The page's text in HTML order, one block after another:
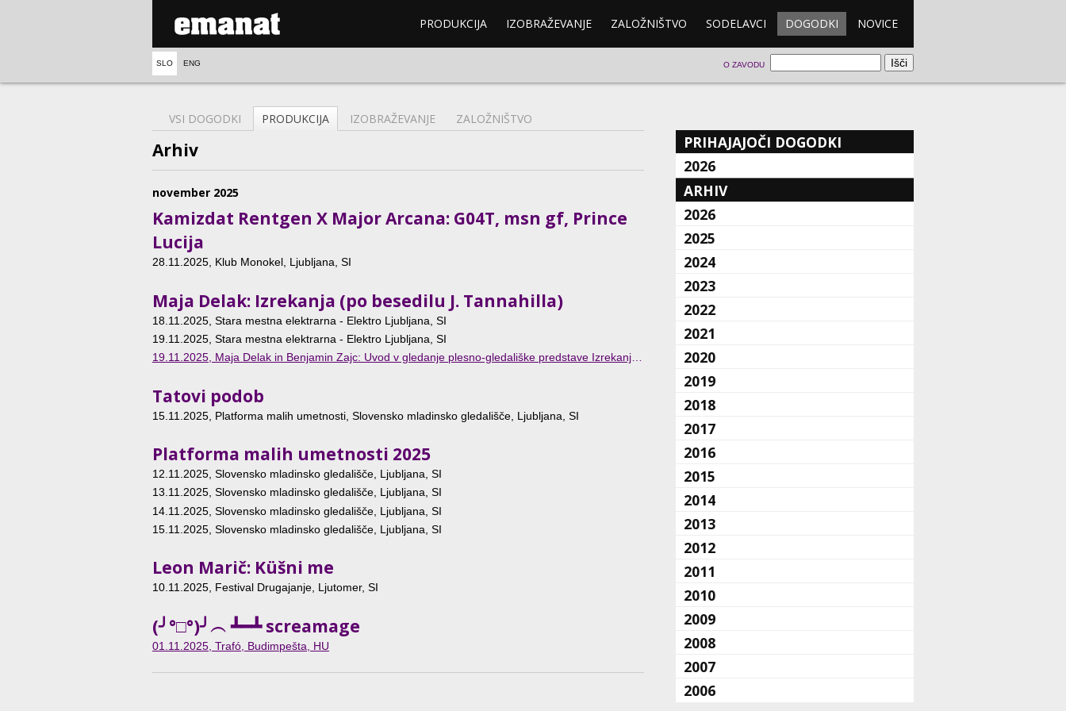
PRODUKCIJA IZOBRAŽEVANJE ZALOŽNIŠTVO SODELAVCI DOGODKI NOVICE
SLO ENG O ZAVODU
VSI DOGODKI PRODUKCIJA IZOBRAŽEVANJE ZALOŽNIŠTVO
Arhiv
november 2025
Kamizdat Rentgen X Major Arcana: G04T, msn gf, Prince
Lucija
28.11.2025, Klub Monokel, Ljubljana, SI
Maja Delak: Izrekanja (po besedilu J. Tannahilla)
18.11.2025 , Stara mestna elektrarna - Elektro Ljubljana, SI
19.11.2025 , Stara mestna elektrarna - Elektro Ljubljana, SI
19.11.2025, Maja Delak in Benjamin Zajc: Uvod v gledanje plesno-gledališke predstave Izrekanja kanadskega dramatika Jordana Tannahilla, Projektna soba SCCA, Ljubljana, SI
Tatovi podob
15.11.2025 , Platforma malih umetnosti, Slovensko mladinsko gledališče, Ljubljana, SI
Platforma malih umetnosti 2025
12.11.2025 , Slovensko mladinsko gledališče, Ljubljana, SI
13.11.2025, Slovensko mladinsko gledališče, Ljubljana, SI
14.11.2025 , Slovensko mladinsko gledališče, Ljubljana, SI
15.11.2025 , Slovensko mladinsko gledališče, Ljubljana, SI
Leon Marič: Küšni me
10.11.2025, Festival Drugajanje, Ljutomer, SI
(╯°□°)╯︵ ┻━┻ screamage
01.11.2025 , Trafó, Budimpešta, HU
PRIHAJAJOČI DOGODKI
2026
ARHIV
2026
2025
2024
2023
2022
2021
2020
2019
2018
2017
2016
2015
2014
2013
2012
2011
2010
2009
2008
2007
2006